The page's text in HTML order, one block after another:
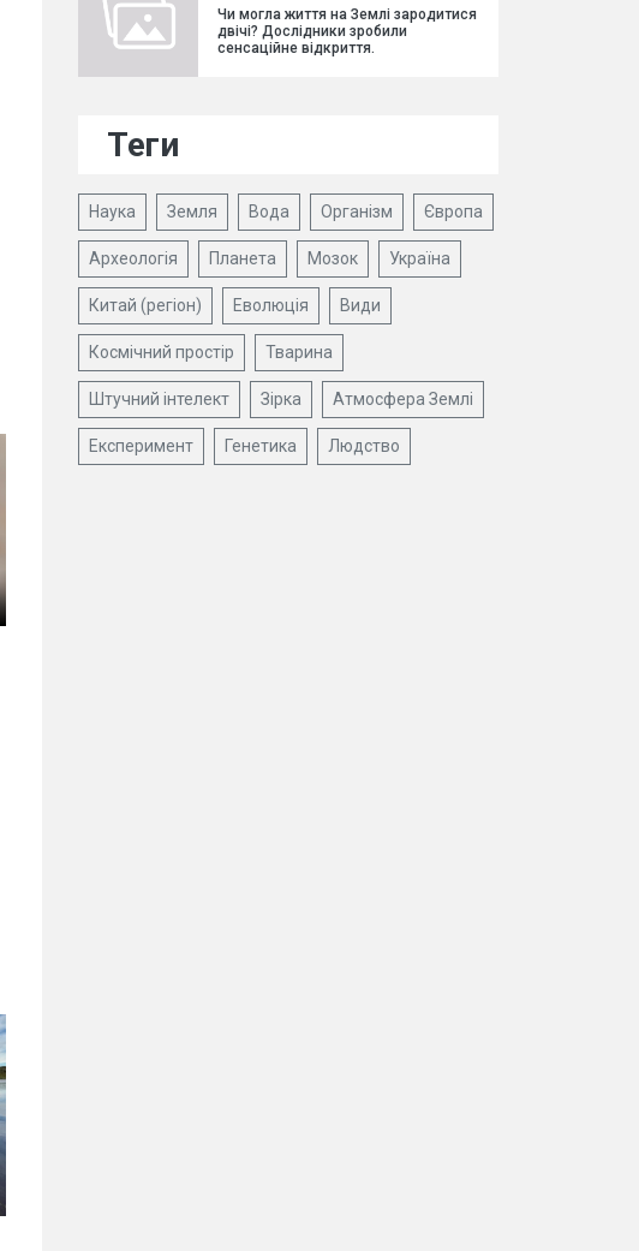
Чи могла життя на Землі зародитися
двічі? Дослідники зробили
сенсаційне відкриття.
Теги
Наука Земля Вода Організм Європа
Археологія Планета Мозок Україна
Китай (регіон) Еволюція Види
Космічний простір Тварина
Штучний інтелект Зірка Атмосфера Землі
Експеримент Генетика Людство